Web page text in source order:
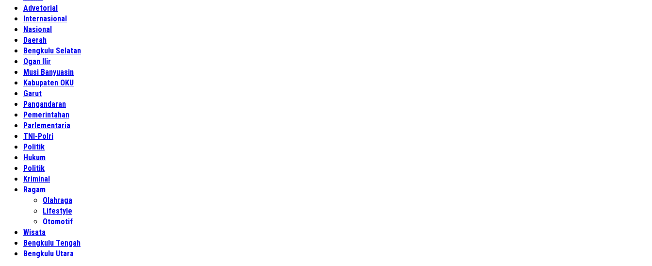
Advetorial
Internasional
Nasional
Daerah
Bengkulu Selatan
Ogan Ilir
Musi Banyuasin
Kabupaten OKU
Garut
Pangandaran
Pemerintahan
Parlementaria
TNI-Polri
Politik
Hukum
Politik
Kriminal
Ragam
Olahraga
Lifestyle
Otomotif
Wisata
Bengkulu Tengah
Bengkulu Utara